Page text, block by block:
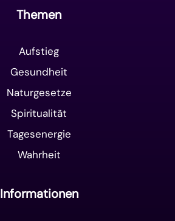
Themen
Aufstieg
Gesundheit
Naturgesetze
Spiritualität
Tagesenergie
Wahrheit
Informationen